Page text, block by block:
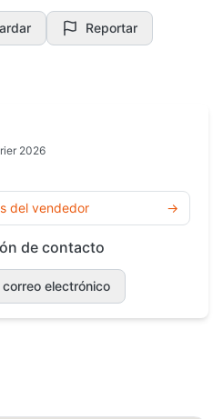
Reportar
2026
del vendedor →
de contacto
electrónico